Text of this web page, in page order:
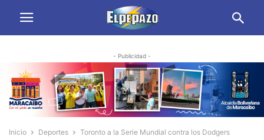
- Publicidad -
Inicio Deportes Toronto a la Serie Mundial contra los Dodgers